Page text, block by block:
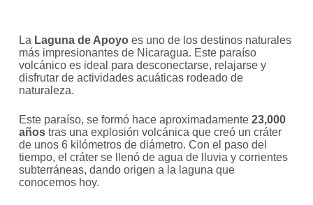
La Laguna de Apoyoes uno de los destinos naturales
más impresionantes de Nicaragua. Este paraíso
volcánico es ideal para desconectarse, relajarse y
disfrutar de actividades acuáticas rodeado de
naturaleza.
Este paraíso, se formó hace aproximadamente 23,000
añostras una explosión volcánica que creó un cráter
de unos 6 kilómetros de diámetro. Con el paso del
tiempo, el cráter se llenó de agua de lluvia y corrientes
subterráneas, dando origen a la laguna que
conocemos hoy.